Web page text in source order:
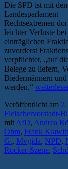
Die SPD ist mit
Landesparlament
Rechtsextremen
leichter Verluste
einträglichen
zuvorderst
verpflichtet, „auf
Belege zu liefern,
Biedermännern
werden.“
Andrea
Röpke
über
Strukturen
und
Veröffentlicht am
Fleischervorstadt-
mit AfD, Andrea
Ohm, Frank
G., Mvgida, NPD,
Rocker-Szene,